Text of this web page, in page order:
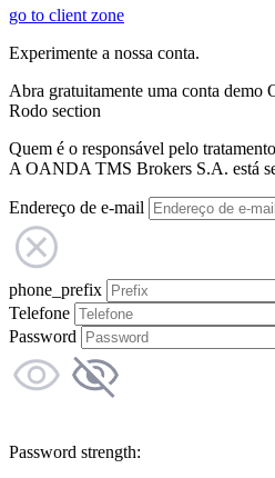
go to client zone
Experimente a nossa conta.
Abra gratuitamente uma conta demo
Rodo section
Quem é o responsável pelo
A OANDA TMS Brokers S.A. está
Endereço de e-mail
phone_prefix
Telefone
Password
Password strength: